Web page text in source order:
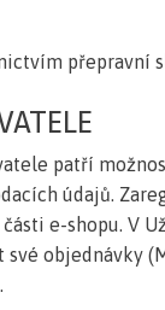
přepravní
patří
údajů.
e-shopu. V
objednávky